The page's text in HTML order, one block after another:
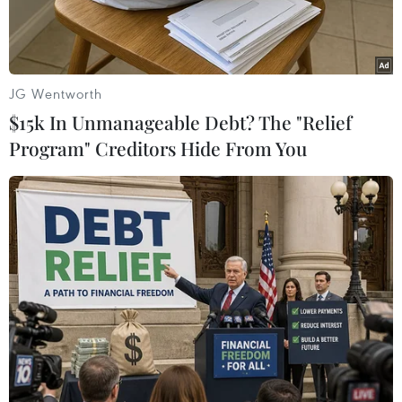
Ngoại trưởng Đức Heiko Maas phát biểu tại cuộc họp báo ở
Berlin ngày 2/9/2020. (Ảnh: AFP/TTXVN)
Ngày 17/10, Ngoại trưởng Đức Heiko Maas cho
biết Berlin sẵn sàng hỗ trợ và tiếp nhận bệnh
nhân mắc COVID-19 đến từ những nước thành
JG Wentworth
$15k In Unmanageable Debt? The "Relief
Program" Creditors Hide From You